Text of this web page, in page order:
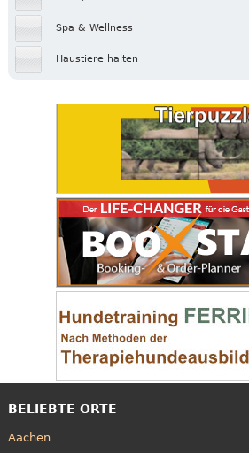
Spa & Wellness
Haustiere halten
BELIEBTE ORTE
Aachen